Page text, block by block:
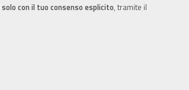
solo con il tuo consenso esplicito, tramite il